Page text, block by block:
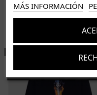
HOCKEY METAL MASK TEE GRIS
MÁS INFORMACIÓN
Acepto lostérminos y